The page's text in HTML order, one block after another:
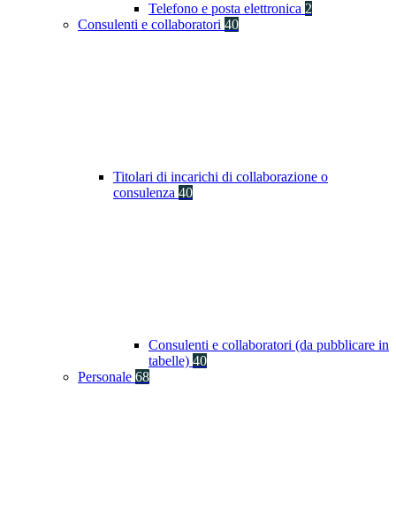
Telefono e posta elettronica 2
Consulenti e collaboratori 40
Titolari di incarichi di collaborazione o
consulenza 40
Consulenti e collaboratori (da pubblicare in
tabelle) 40
Personale 68